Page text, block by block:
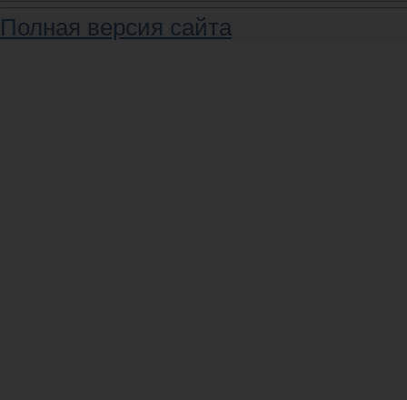
Полная версия сайта